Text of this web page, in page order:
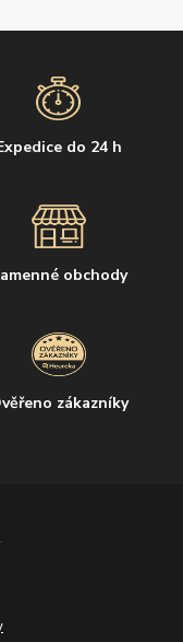
do 24 h
obchody
zákazníky